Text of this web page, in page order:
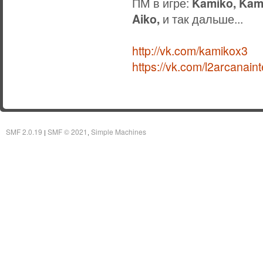
Aiko, и так дальше...
http://vk.com/kamikox3
https://vk.com/
SMF 2.0.19 SMF © 2021 Simple Machines